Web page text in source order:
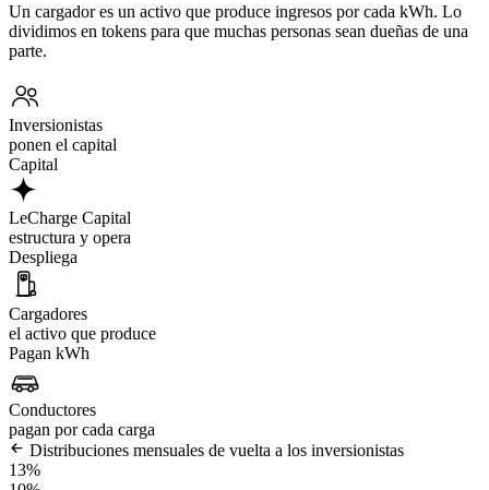
Un cargador es un activo que produce ingresos por cada kWh. Lo
dividimos en tokens para que muchas personas sean dueñas de una
parte.
Inversionistas
ponen el capital
Capital
LeCharge Capital
estructura y opera
Despliega
Cargadores
el activo que produce
Pagan kWh
Conductores
pagan por cada carga
Distribuciones mensuales de vuelta a los inversionistas
13%